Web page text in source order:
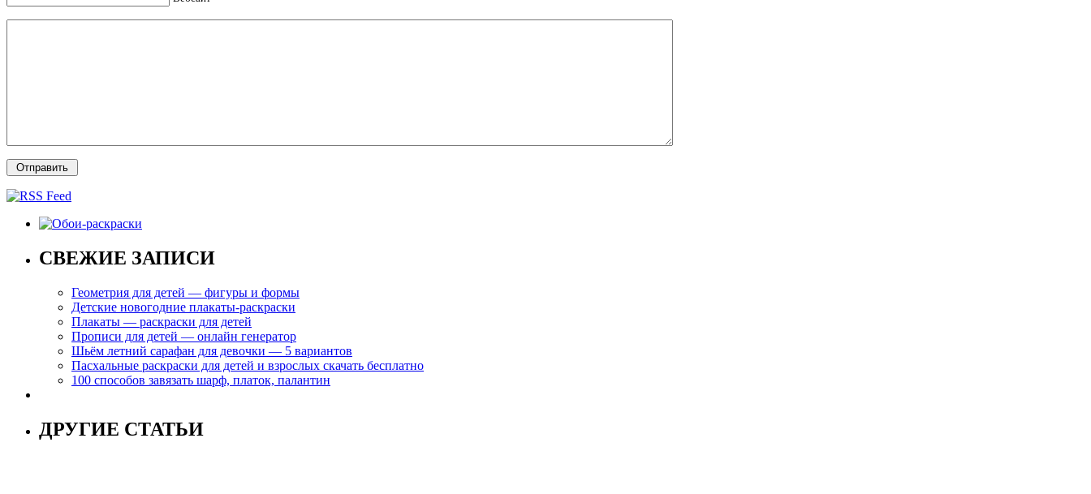
СВЕЖИЕ ЗАПИСИ
Геометрия для детей — фигуры и формы
Детские новогодние плакаты-раскраски
Плакаты — раскраски для детей
Прописи для детей — онлайн генератор
Шьём летний сарафан для девочки — 5 вариантов
Пасхальные раскраски для детей и взрослых скачать бесплатно
100 способов завязать шарф, платок, палантин
ДРУГИЕ СТАТЬИ